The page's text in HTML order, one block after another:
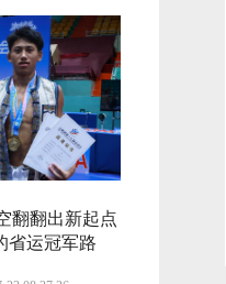
翻翻出新起点
省运冠军路